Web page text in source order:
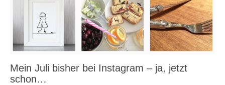
Mein Juli bisher bei Instagram – ja, jetzt
schon…